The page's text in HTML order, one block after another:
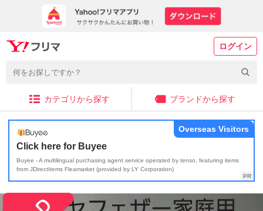
ログイン
カテゴリから探す ブランドから探す
Click here for Buyee
Buyee - A multilingual purchasing agent service operated by tenso, featuring items
from JDirectItems Fleamarket (provided by LY Corporation)
Overseas Visitors